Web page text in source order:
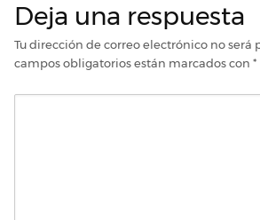
Deja una respuesta
Tu dirección de correo electrónico no será
campos obligatorios están marcados con *